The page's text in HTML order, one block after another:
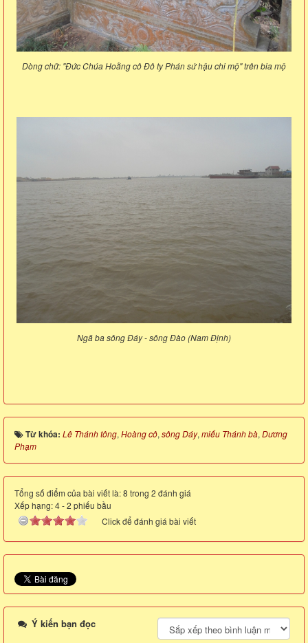
Dòng chữ: "Đức Chúa Hoằng cô Đô ty Phán sứ hậu chi mộ" trên bia mộ
Ngã ba sông Đáy - sông Đào (Nam Định)
Từ khóa: Lê Thánh tông, Hoàng cô, sông Dáy, miếu Thánh bà, Dương
Phạm
Tổng số điểm của bài viết là: 8 trong 2 đánh giá
Xếp hạng:4-2 phiếu bầu
Click để đánh giá bài viết
Ý kiến bạn đọc